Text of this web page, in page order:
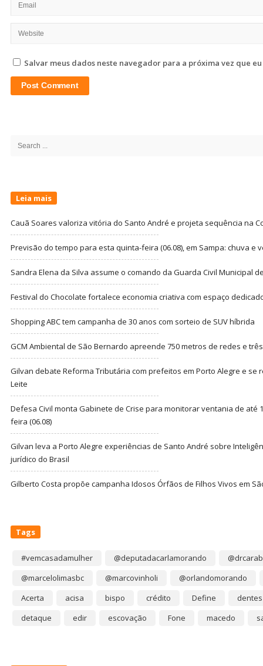
Salvar meus dados neste navegador para a próxima vez que
Search
Leia mais
Cauã Soares valoriza vitória do Santo André e projeta sequência na
Previsão do tempo para esta quinta-feira (06.08), em Sampa: chuva e
Sandra Elena da Silva assume o comando da Guarda Civil Municipal
Festival do Chocolate fortalece economia criativa com espaço
Shopping ABC tem campanha de 30 anos com sorteio de SUV híbrida
GCM Ambiental de São Bernardo apreende 750 metros de redes e
Gilvan debate Reforma Tributária com prefeitos em Porto Alegre e se
Leite
Defesa Civil monta Gabinete de Crise para monitorar ventania de até
feira (06.08)
Gilvan leva a Porto Alegre experiências de Santo André sobre
jurídico do Brasil
Gilberto Costa propõe campanha Idosos Órfãos de Filhos Vivos em
Tags
#vemcasadamulher @deputadacarlamorando
@marcelolimasbc
@marcovinholi
@orlandomorando
Acerta
acisa bispo crédito Define
dentes
detaque
edir escovação Fone macedo